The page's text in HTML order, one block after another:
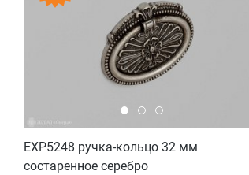
EXP5248 ручка-кольцо 32 мм
состаренное серебро